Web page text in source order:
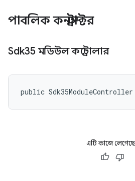
পাবলিক কনস্ট্রাক্টর
Sdk35 মডিউল কন্ট্রোলার
public
এটি কাজে